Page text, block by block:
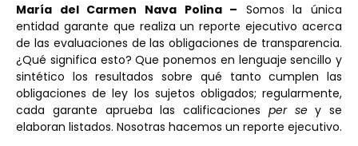
María del Carmen Nava Polina – Somos la única
entidad garante que realiza un reporte ejecutivo acerca
de las evaluaciones de las obligaciones de transparencia.
¿Qué significa esto? Que ponemos en lenguaje sencillo y
sintético los resultados sobre qué tanto cumplen las
obligaciones de ley los sujetos obligados; regularmente,
cada garante aprueba las calificaciones per sey se
elaboran listados. Nosotras hacemos un reporte ejecutivo.